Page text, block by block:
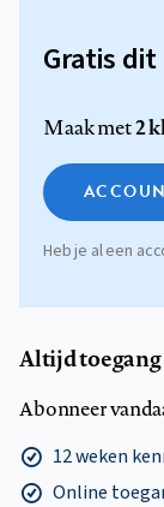
Gratis
Maak met2
Heb je al een
Altijd
Abonneer
12 weken
Online